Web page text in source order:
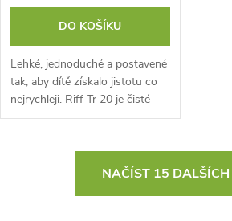
DO KOŠÍKU
Lehké, jednoduché a postavené
tak, aby dítě získalo jistotu co
nejrychleji. Riff Tr 20 je čisté
20" juniorské kolo na
NAČÍST 15 DALŠÍCH